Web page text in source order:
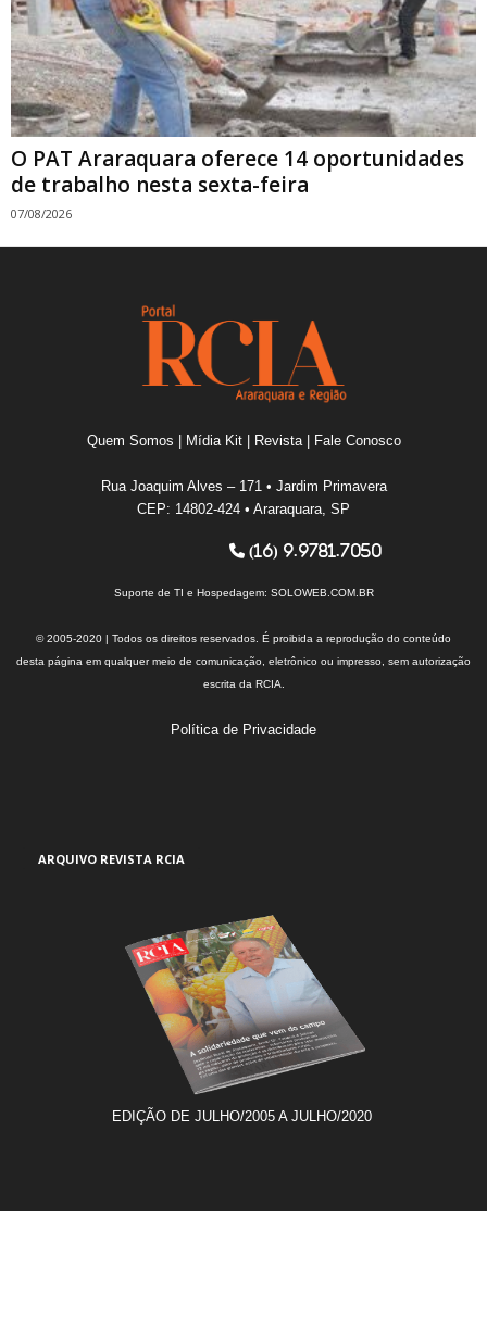
O PAT Araraquara oferece 14 oportunidades
de trabalho nesta sexta-feira
07/08/2026
Quem Somos Mídia Kit| Revista| Fale Conosco
Rua Joaquim Alves – 171 • Jardim Primavera
CEP: 14802-424 • Araraquara, SP
(16) 9.9781.7050
Suporte de TI e Hospedagem: SOLOWEB.COM.BR
© 2005-2020 | Todos os direitos reservados. É proibida a reprodução do conteúdo
desta página em qualquer meio de comunicação, eletrônico ou impresso, sem autorização
escrita da RCIA.
Política de Privacidade
ARQUIVO REVISTA RCIA
EDIÇÃO DE JULHO/2005 A JULHO/2020